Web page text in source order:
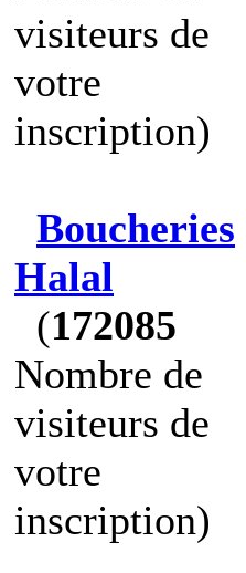
visiteurs de
votre
inscription)
Boucheries
Halal
(172085
Nombre de
visiteurs de
votre
inscription)